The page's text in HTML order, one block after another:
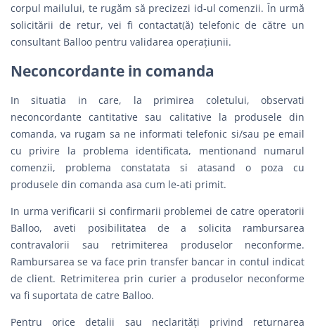
corpul mailului, te rugăm să precizezi id-ul comenzii. În urmă
solicitării de retur, vei fi contactat(ă) telefonic de către un
consultant Balloo pentru validarea operațiunii.
Neconcordante in comanda
In situatia in care, la primirea coletului, observati
neconcordante cantitative sau calitative la produsele din
comanda, va rugam sa ne informati telefonic si/sau pe email
cu privire la problema identificata, mentionand numarul
comenzii, problema constatata si atasand o poza cu
produsele din comanda asa cum le-ati primit.
In urma verificarii si confirmarii problemei de catre operatorii
Balloo, aveti posibilitatea de a solicita rambursarea
contravalorii sau retrimiterea produselor neconforme.
Rambursarea se va face prin transfer bancar in contul indicat
de client. Retrimiterea prin curier a produselor neconforme
va fi suportata de catre Balloo.
Pentru orice detalii sau neclarităţi privind returnarea